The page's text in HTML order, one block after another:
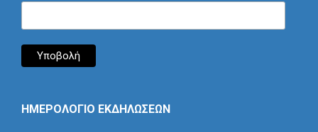
ΗΜΕΡΟΛΟΓΙΟ ΕΚΔΗΛΩΣΕΩΝ